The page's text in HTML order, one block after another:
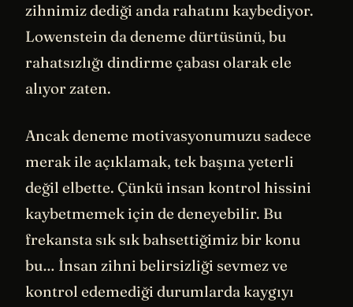
zihnimiz dediği anda rahatını kaybediyor.
Lowenstein da deneme dürtüsünü, bu
rahatsızlığı dindirme çabası olarak ele
alıyor zaten.
Ancak deneme motivasyonumuzu sadece
merak ile açıklamak, tek başına yeterli
değil elbette. Çünkü insan kontrol hissini
kaybetmemek için de deneyebilir. Bu
frekansta sık sık bahsettiğimiz bir konu
bu… İnsan zihni belirsizliği sevmez ve
kontrol edemediği durumlarda kaygıyı